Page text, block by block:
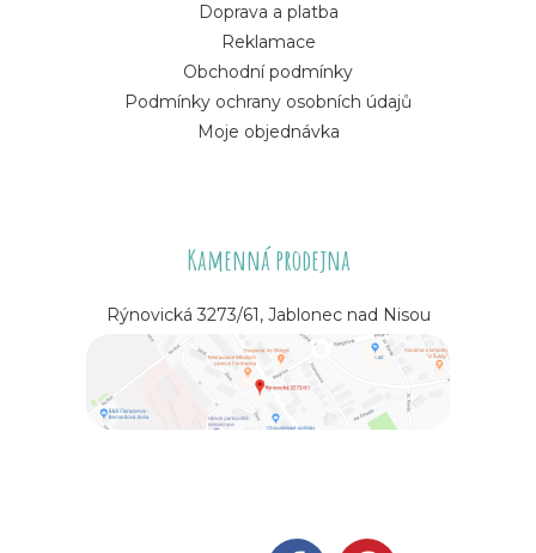
Doprava a platba
Reklamace
Obchodní podmínky
Podmínky ochrany osobních údajů
Moje objednávka
Kamenná prodejna
Rýnovická 3273/61, Jablonec nad Nisou